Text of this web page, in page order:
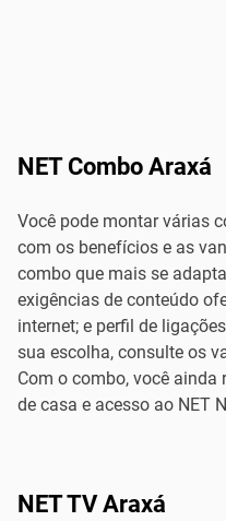
NET Combo Araxá
Você pode montar várias
com os benefícios e as
combo que mais se
exigências de conteúdo
internet; e perfil de
sua escolha, consulte os
Com o combo, você ainda
de casa e acesso ao NET
NET TV Araxá